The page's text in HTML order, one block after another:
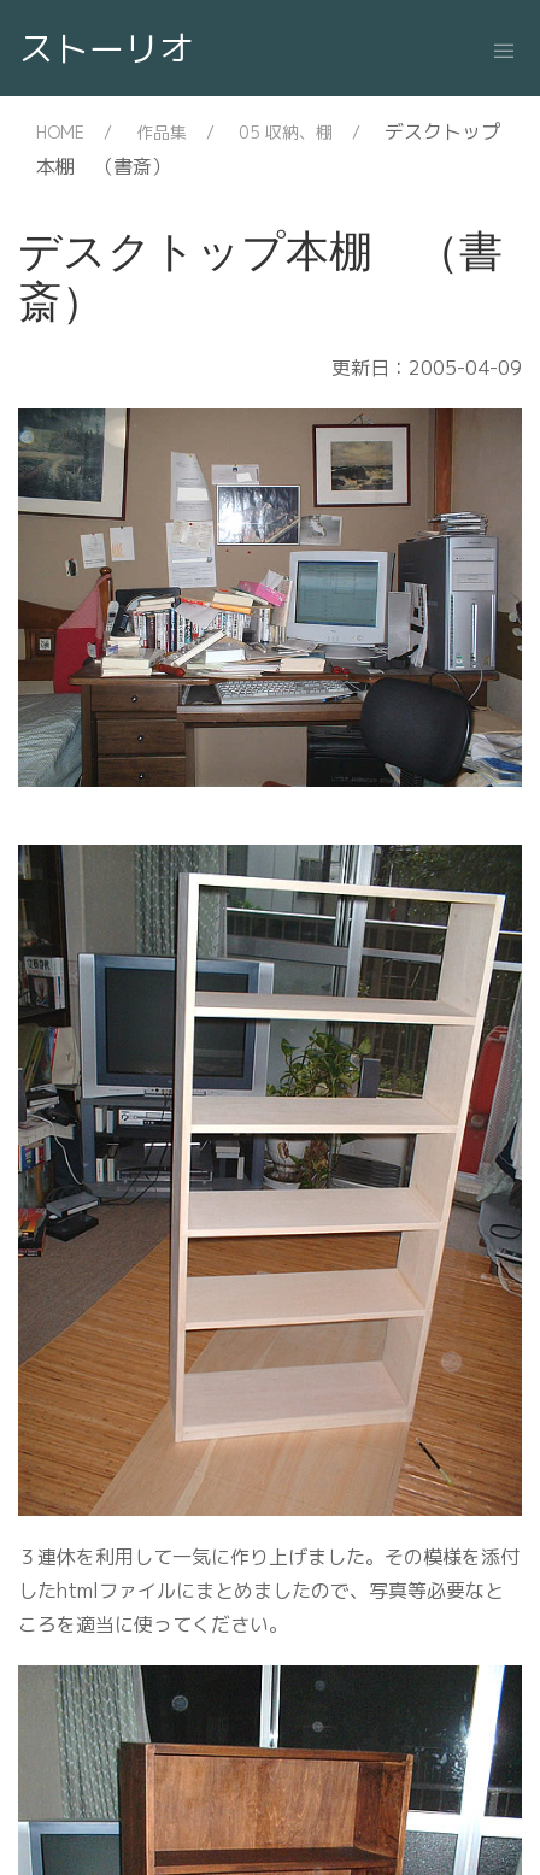
ストーリオ
HOME 作品集 05 収納、棚
デスクトップ
本棚 （書斎）
デスクトップ本棚 （書
斎）
更新日：2005-04-09
３連休を利用して一気に作り上げました。その模様を添付
したhtmlファイルにまとめましたので、写真等必要なと
ころを適当に使ってください。